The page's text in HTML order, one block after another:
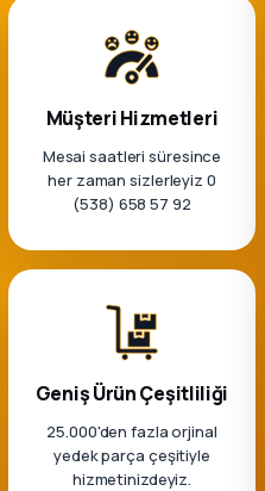
Müşteri Hizmetleri
Mesai saatleri süresince
her zaman sizlerleyiz 0
(538) 658 57 92
Geniş Ürün Çeşitliliği
25.000'den fazla orjinal
yedek parça çeşitiyle
hizmetinizdeyiz.